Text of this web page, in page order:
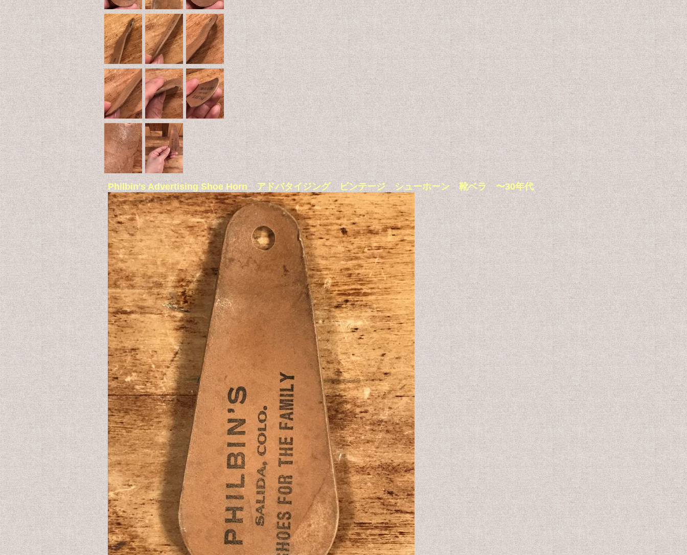
Philbin's Advertising Shoe Horn アドバタイジング ビンテージ シューホーン 靴ベラ 〜30年代